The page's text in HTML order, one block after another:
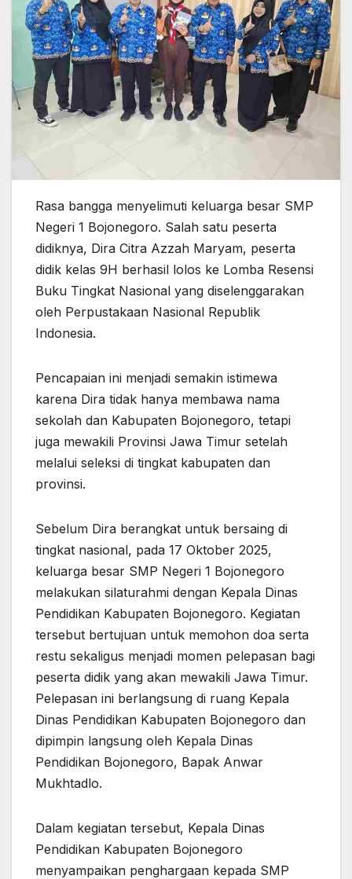
Rasa bangga menyelimuti keluarga besar SMP
Negeri 1 Bojonegoro. Salah satu peserta
didiknya, Dira Citra Azzah Maryam, peserta
didik kelas 9H berhasil lolos ke Lomba Resensi
Buku Tingkat Nasional yang diselenggarakan
oleh Perpustakaan Nasional Republik
Indonesia.
Pencapaian ini menjadi semakin istimewa
karena Dira tidak hanya membawa nama
sekolah dan Kabupaten Bojonegoro, tetapi
juga mewakili Provinsi Jawa Timur setelah
melalui seleksi di tingkat kabupaten dan
provinsi.
Sebelum Dira berangkat untuk bersaing di
tingkat nasional, pada 17 Oktober 2025,
keluarga besar SMP Negeri 1 Bojonegoro
melakukan silaturahmi dengan Kepala Dinas
Pendidikan Kabupaten Bojonegoro. Kegiatan
tersebut bertujuan untuk memohon doa serta
restu sekaligus menjadi momen pelepasan bagi
peserta didik yang akan mewakili Jawa Timur.
Pelepasan ini berlangsung di ruang Kepala
Dinas Pendidikan Kabupaten Bojonegoro dan
dipimpin langsung oleh Kepala Dinas
Pendidikan Bojonegoro, Bapak Anwar
Mukhtadlo.
Dalam kegiatan tersebut, Kepala Dinas
Pendidikan Kabupaten Bojonegoro
menyampaikan penghargaan kepada SMP